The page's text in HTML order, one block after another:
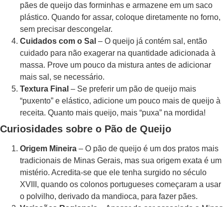
pães de queijo das forminhas e armazene em um saco
plástico. Quando for assar, coloque diretamente no forno,
sem precisar descongelar.
Cuidados com o Sal – O queijo já contém sal, então
cuidado para não exagerar na quantidade adicionada à
massa. Prove um pouco da mistura antes de adicionar
mais sal, se necessário.
Textura Final – Se preferir um pão de queijo mais
“puxento” e elástico, adicione um pouco mais de queijo à
receita. Quanto mais queijo, mais “puxa” na mordida!
Curiosidades sobre o Pão de Queijo
Origem Mineira – O pão de queijo é um dos pratos mais
tradicionais de Minas Gerais, mas sua origem exata é um
mistério. Acredita-se que ele tenha surgido no século
XVIII, quando os colonos portugueses começaram a usar
o polvilho, derivado da mandioca, para fazer pães.